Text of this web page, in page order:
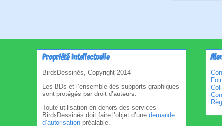
Propriété intellectuelle
BirdsDessinés, Copyright 2014
Les BDs et l’ensemble des supports graphiques
sont protégés par droit d’auteurs.
Toute utilisation en dehors des services
BirdsDessinés doit faire l’objet d’une demande
d’autorisation préalable.